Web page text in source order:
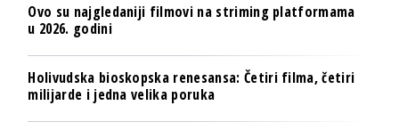
Ovo su najgledaniji filmovi na striming platformama
u 2026. godini
Holivudska bioskopska renesansa: Četiri filma, četiri
milijarde i jedna velika poruka